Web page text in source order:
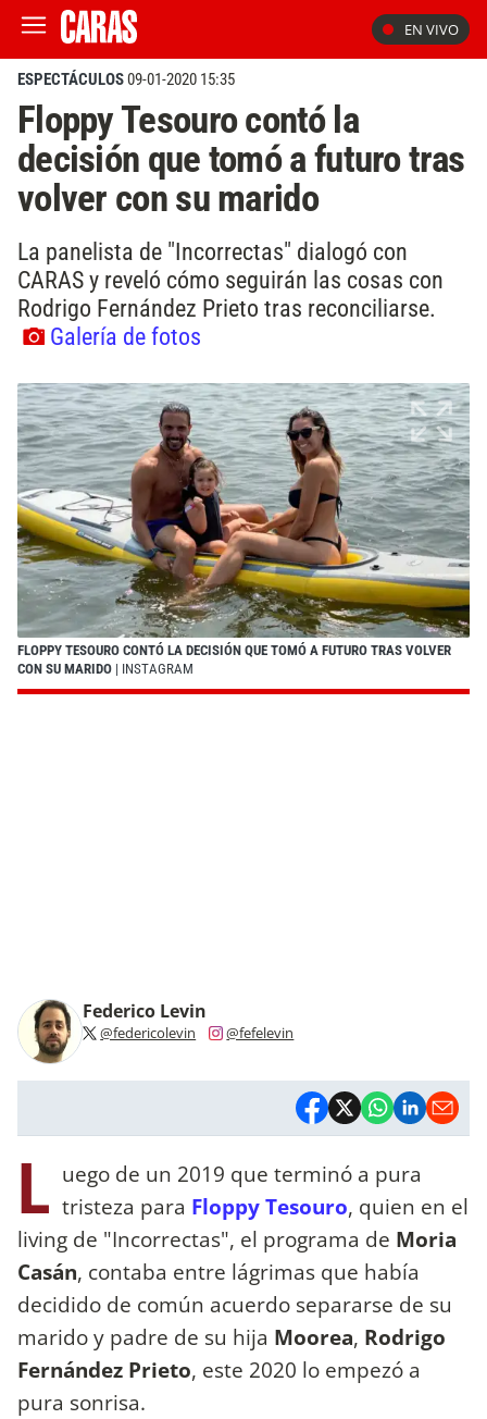
EN VIVO
ESPECTÁCULOS09-01-2020 15:35
Floppy Tesouro contó la
decisión que tomó a futuro tras
volver con su marido
La panelista de "Incorrectas" dialogó con
CARAS y reveló cómo seguirán las cosas con
Rodrigo Fernández Prieto tras reconciliarse.
Galería de fotos
FLOPPY TESOURO CONTÓ LA DECISIÓN QUE TOMÓ A FUTURO TRAS VOLVER
CON SU MARIDO | INSTAGRAM
Federico Levin
@federicolevin @fefelevin
L uego de un 2019 que terminó a pura
tristeza para Floppy Tesouro, quien en el
living de "Incorrectas", el programa de Moria
Casán, contaba entre lágrimas que había
decidido de común acuerdo separarse de su
marido y padre de su hija Moorea, Rodrigo
Fernández Prieto, este 2020 lo empezó a
pura sonrisa.